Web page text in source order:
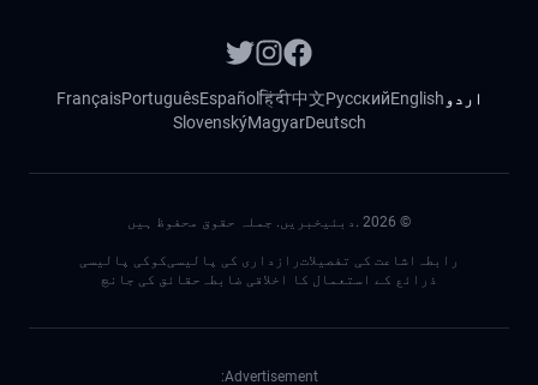
اردو English
Русский
中文
हिंदी
Español
Português
Français
Deutsch
Magyar
Slovenský
©
2026 .دبئیخبریں. جملہ حقوق محفوظ ہیں
رابطہ اشاعت کی تفصیلاترازداری کی پالیسیکوکی پالیسی
ذرائع کے استعمال کا اخلاقی ضابطہ حقائق کی جانچ
Advertisement: